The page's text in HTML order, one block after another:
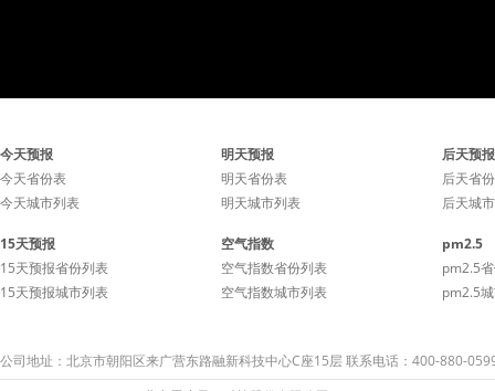
气压小幅波动，可能会影响
鱼儿的进食。
气压小
今天预报
今天省份表
今天城市列表
明天预报
明天省份表
明天城市列表
后天预报
后天省
后天城
15天预报
15天预报省份列表
15天预报城市列表
空气指数
空气指数省份列表
空气指数城市列表
pm2.5
pm2.5
pm2.5
公司地址：北京市朝阳区来广营东路融新科技中心C座15层 联系电话：400-880-